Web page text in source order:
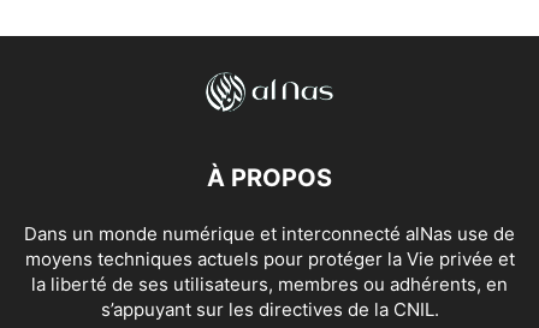
À PROPOS
Dans un monde numérique et interconnecté alNas use de
moyens techniques actuels pour protéger la Vie privée et
la liberté de ses utilisateurs, membres ou adhérents, en
s’appuyant sur les directives de la CNIL.